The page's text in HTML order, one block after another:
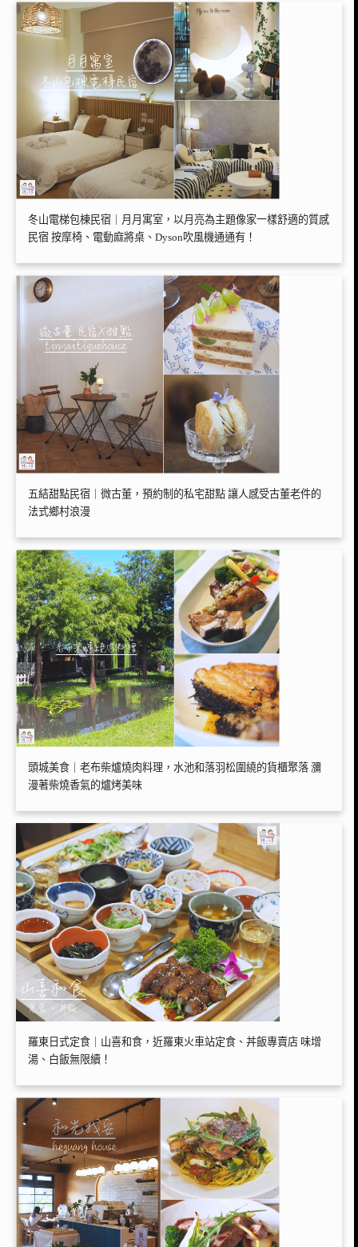
冬山電梯包棟民宿｜月月寓室，以月亮為主題像家一樣舒適的質感
民宿 按摩椅、電動麻將桌、Dyson吹風機通通有！
五結甜點民宿｜微古董，預約制的私宅甜點 讓人感受古董老件的
法式鄉村浪漫
頭城美食｜老布柴爐燒肉料理，水池和落羽松圍繞的貨櫃聚落 瀰
漫著柴燒香氣的爐烤美味
羅東日式定食｜山喜和食，近羅東火車站定食、丼飯專賣店 味增
湯、白飯無限續！